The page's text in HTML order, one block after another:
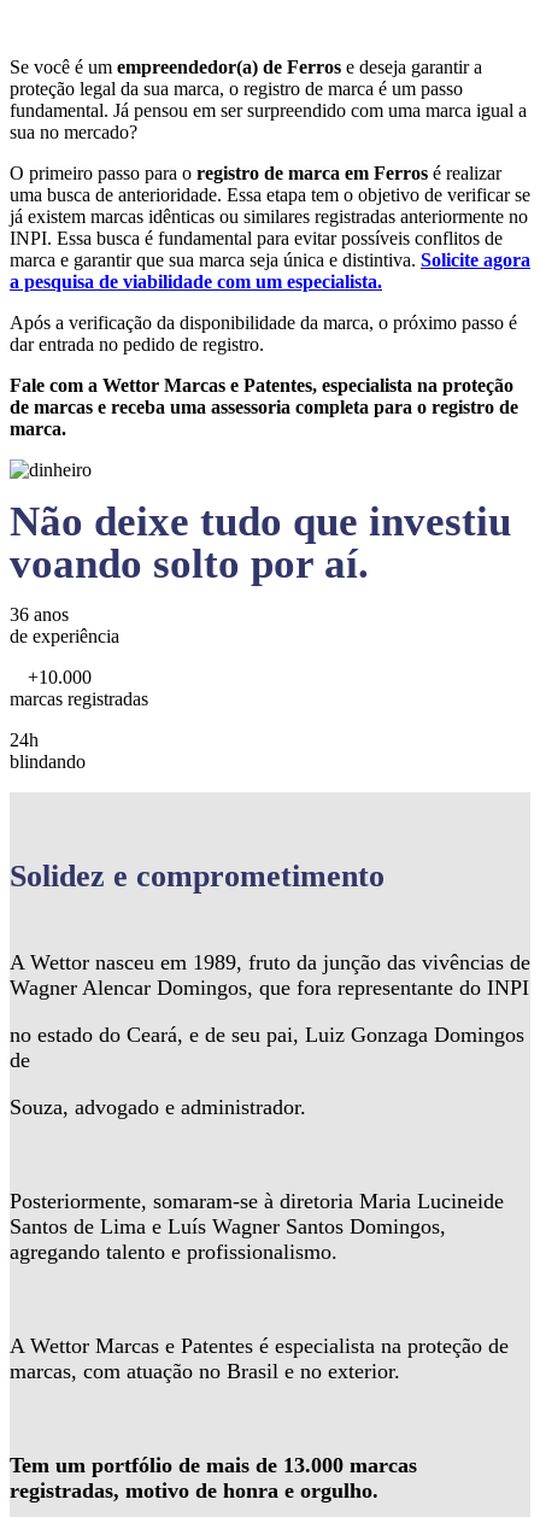
Se você é um empreendedor(a) de Ferros e deseja garantir a
proteção legal da sua marca, o registro de marca é um passo
fundamental. Já pensou em ser surpreendido com uma marca igual a
sua no mercado?
O primeiro passo para o registro de marca em Ferros é realizar
uma busca de anterioridade. Essa etapa tem o objetivo de verificar se
já existem marcas idênticas ou similares registradas anteriormente no
INPI. Essa busca é fundamental para evitar possíveis conflitos de
marca e garantir que sua marca seja única e distintiva. Solicite agora
a pesquisa de viabilidade com um especialista.
Após a verificação da disponibilidade da marca, o próximo passo é
dar entrada no pedido de registro.
Fale com a Wettor Marcas e Patentes, especialista na proteção
de marcas e receba uma assessoria completa para o registro de
marca.
Não deixe tudo que investiu
voando solto por aí.
36 anos
de experiência
+10.000
marcas registradas
24h
blindando
Solidez e comprometimento
A Wettor nasceu em 1989, fruto da junção das vivências de
Wagner Alencar Domingos, que fora representante do INPI
no estado do Ceará, e de seu pai, Luiz Gonzaga Domingos
de
Souza, advogado e administrador.
Posteriormente, somaram-se à diretoria Maria Lucineide
Santos de Lima e Luís Wagner Santos Domingos,
agregando talento e profissionalismo.
A Wettor Marcas e Patentes é especialista na proteção de
marcas, com atuação no Brasil e no exterior.
Tem um portfólio de mais de 13.000 marcas
registradas, motivo de honra e orgulho.